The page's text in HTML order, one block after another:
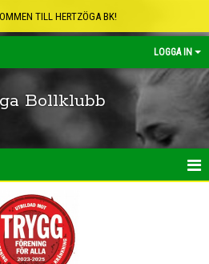
TILL HERTZÖGA BK!
LOGGA IN
Bollklubb